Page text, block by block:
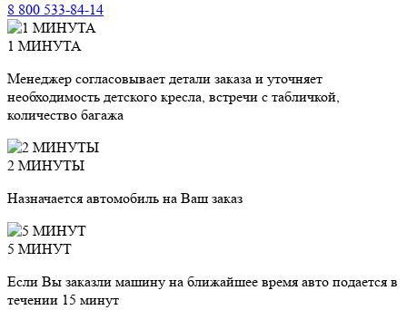
8 800 533-84-14
1 МИНУТА
Менеджер согласовывает детали заказа и уточняет
необходимость детского кресла, встречи с табличкой,
количество багажа
2 МИНУТЫ
Назначается автомобиль на Ваш заказ
5 МИНУТ
Если Вы заказли машину на ближайшее время авто подается в
течении 15 минут